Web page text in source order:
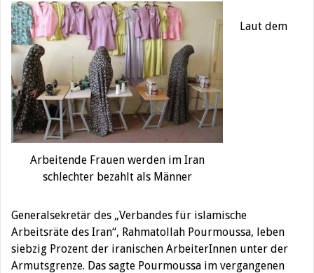
Arbeitende Frauen werden im Iran
schlechter bezahlt als Männer
Laut dem
Generalsekretär des „Verbandes für islamische
Arbeitsräte des Iran“, Rahmatollah Pourmoussa, leben
siebzig Prozent der iranischen ArbeiterInnen unter der
Armutsgrenze. Das sagte Pourmoussa im vergangenen